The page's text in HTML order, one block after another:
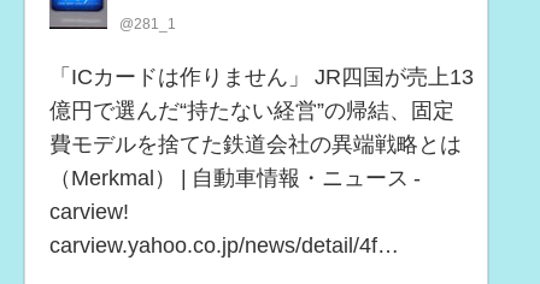
@281_1
「ICカードは作りません」 JR四国が売上13
億円で選んだ“持たない経営”の帰結、固定
費モデルを捨てた鉄道会社の異端戦略とは
（Merkmal） | 自動車情報・ニュース -
carview!
carview.yahoo.co.jp/news/detail/4f…